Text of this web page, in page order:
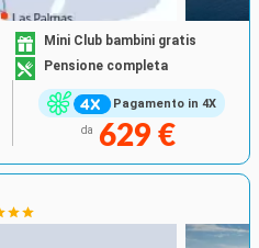
Pagamento in 4X
Mini Club bambini gratis
Pensione completa
da 629 €